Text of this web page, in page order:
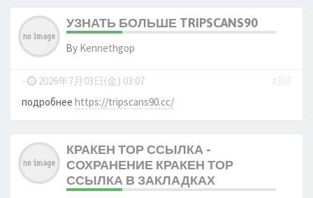
УЗНАТЬ БОЛЬШЕ TRIPSCANS90
By Kennethgop
- 2026年7月03日(金) 03:07
#303
подробнее https://tripscans90.cc/
КРАКЕН ТОР ССЫЛКА -
СОХРАНЕНИЕ КРАКЕН ТОР
ССЫЛКА В ЗАКЛАДКАХ